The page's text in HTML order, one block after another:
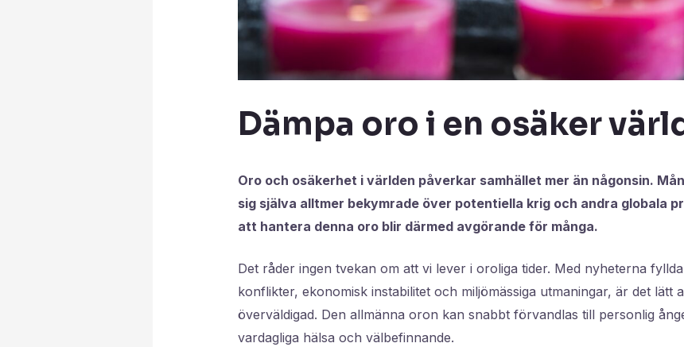
Dämpa oro i en osäker
Oro och osäkerhet i världen påverkar samhället mer än någonsin.
sig själva alltmer bekymrade över potentiella krig och andra globala
att hantera denna oro blir därmed avgörande för många.
Det råder ingen tvekan om att vi lever i oroliga tider. Med nyheterna
konflikter, ekonomisk instabilitet och miljömässiga utmaningar, är det lätt
överväldigad. Den allmänna oron kan snabbt förvandlas till personlig
vardagliga hälsa och välbefinnande.